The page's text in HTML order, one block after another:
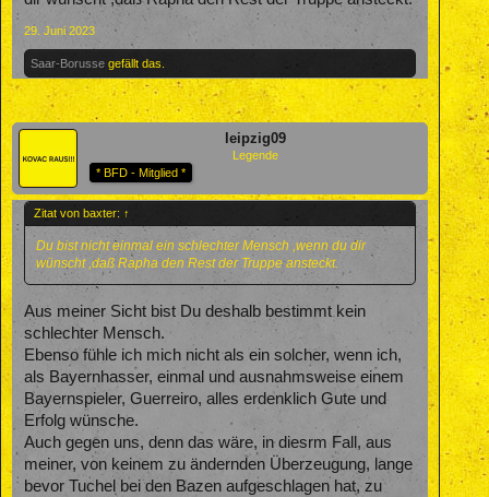
29. Juni 2023
Saar-Borusse gefällt das.
leipzig09
Legende
* BFD - Mitglied *
Zitat von baxter: ↑
Du bist nicht einmal ein schlechter Mensch ,wenn du dir
wünscht ,daß Rapha den Rest der Truppe ansteckt.
Aus meiner Sicht bist Du deshalb bestimmt kein
schlechter Mensch.
Ebenso fühle ich mich nicht als ein solcher, wenn ich,
als Bayernhasser, einmal und ausnahmsweise einem
Bayernspieler, Guerreiro, alles erdenklich Gute und
Erfolg wünsche.
Auch gegen uns, denn das wäre, in diesrm Fall, aus
meiner, von keinem zu ändernden Überzeugung, lange
bevor Tuchel bei den Bazen aufgeschlagen hat, zu